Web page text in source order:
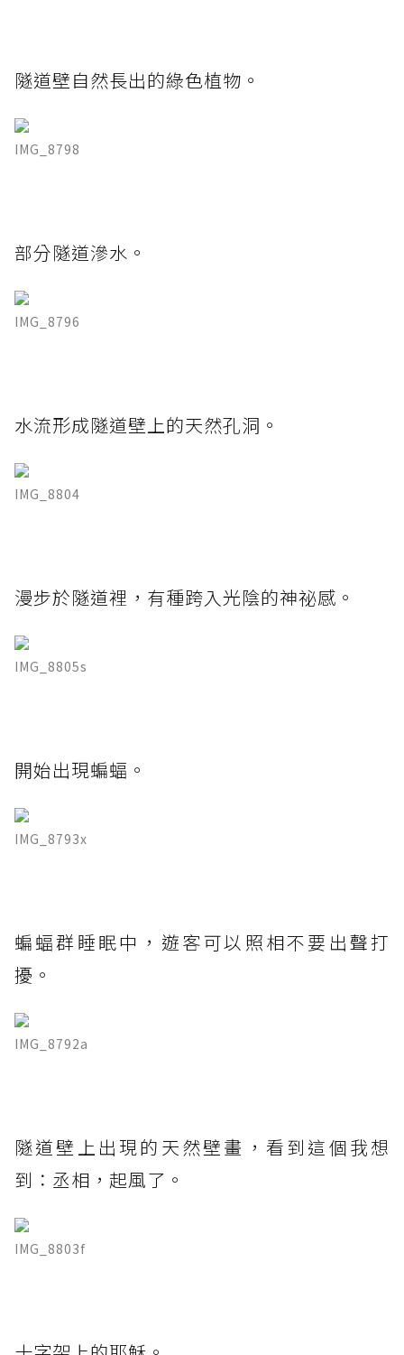
隧道壁自然長出的綠色植物。
IMG_8798
部分隧道滲水。
IMG_8796
水流形成隧道壁上的天然孔洞。
IMG_8804
漫步於隧道裡，有種跨入光陰的神祕感。
IMG_8805s
開始出現蝙蝠。
IMG_8793x
蝙蝠群睡眠中，遊客可以照相不要出聲打
擾。
IMG_8792a
隧道壁上出現的天然壁畫，看到這個我想
到：丞相，起風了。
IMG_8803f